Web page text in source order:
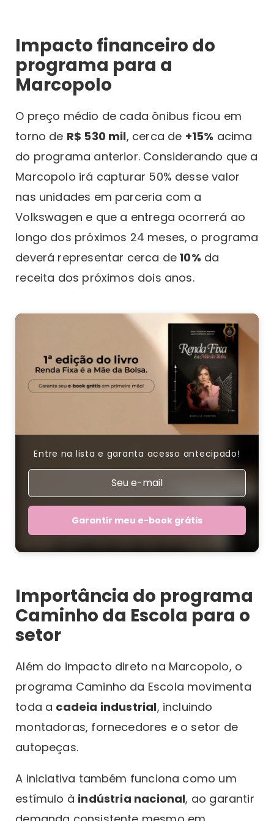
Impacto financeiro do
programa para a
Marcopolo
O preço médio de cada ônibus ficou em
torno de R$ 530 mil, cerca de +15% acima
do programa anterior. Considerando que a
Marcopolo irá capturar 50% desse valor
nas unidades em parceria com a
Volkswagen e que a entrega ocorrerá ao
longo dos próximos 24 meses, o programa
deverá representar cerca de 10% da
receita dos próximos dois anos.
Entre na lista e garanta acesso antecipado!
Garantir meu e-book grátis
Importância do programa
Caminho da Escola para o
setor
Além do impacto direto na Marcopolo, o
programa Caminho da Escola movimenta
toda a cadeia industrial, incluindo
montadoras, fornecedores e o setor de
autopeças.
A iniciativa também funciona como um
estímulo à indústria nacional, ao garantir